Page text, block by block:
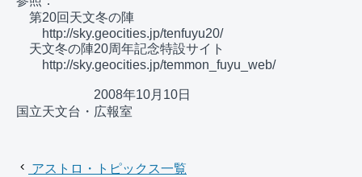
第20回天文冬の陣
http://sky.geocities.jp/tenfuyu20/
天文冬の陣20周年記念特設サイト
http://sky.geocities.jp/temmon_fuyu_web/
2008年10月10日
国立天文台・広報室
アストロ・トピックス一覧